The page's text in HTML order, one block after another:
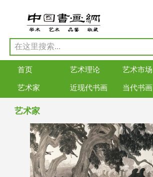
首页 艺术理论 艺术市场
艺术家 近现代书画 当代书画
艺术家